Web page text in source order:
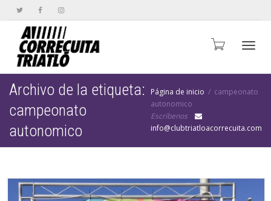
Archivo de la etiqueta:
campeonato
autonomico
Página de inicio
campeonato
autonomico
Escríbenos
info@clubtriatloacorrecuita.com